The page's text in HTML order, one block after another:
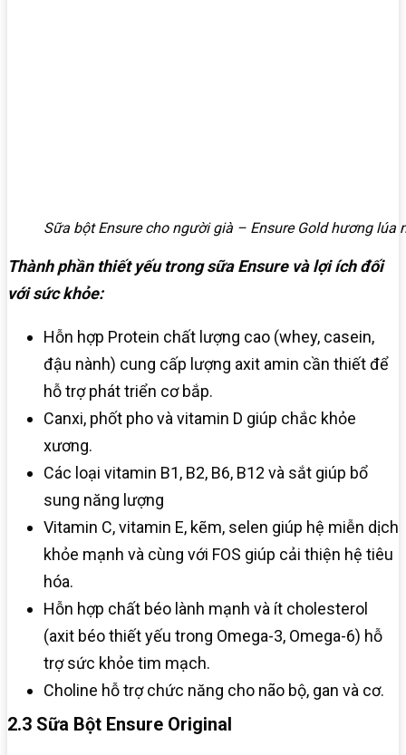
Sữa bột Ensure cho người già – Ensure Gold hương lúa
Thành phần thiết yếu trong sữa Ensure và lợi ích đối
với sức khỏe:
Hỗn hợp Protein chất lượng cao (whey, casein,
đậu nành) cung cấp lượng axit amin cần thiết để
hỗ trợ phát triển cơ bắp.
Canxi, phốt pho và vitamin D giúp chắc khỏe
xương.
Các loại vitamin B1, B2, B6, B12 và sắt giúp bổ
sung năng lượng
Vitamin C, vitamin E, kẽm, selen giúp hệ miễn dịch
khỏe mạnh và cùng với FOS giúp cải thiện hệ tiêu
hóa.
Hỗn hợp chất béo lành mạnh và ít cholesterol
(axit béo thiết yếu trong Omega-3, Omega-6) hỗ
trợ sức khỏe tim mạch.
Choline hỗ trợ chức năng cho não bộ, gan và cơ.
2.3 Sữa Bột Ensure Original